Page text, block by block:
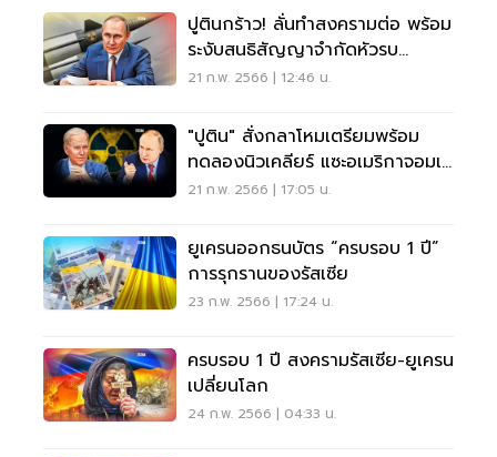
ปูตินกร้าว! ลั่นทำสงครามต่อ พร้อม
ระงับสนธิสัญญาจำกัดหัวรบ
นิวเคลียร์
21 ก.พ. 2566 | 12:46 น.
"ปูติน" สั่งกลาโหมเตรียมพร้อม
ทดลองนิวเคลียร์ แซะอเมริกาจอมเส
แสร้ง
21 ก.พ. 2566 | 17:05 น.
ยูเครนออกธนบัตร “ครบรอบ 1 ปี”
การรุกรานของรัสเซีย
23 ก.พ. 2566 | 17:24 น.
ครบรอบ 1 ปี สงครามรัสเซีย-ยูเครน
เปลี่ยนโลก
24 ก.พ. 2566 | 04:33 น.